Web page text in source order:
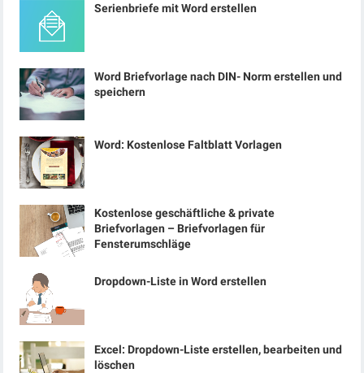
Serienbriefe mit Word erstellen
Word Briefvorlage nach DIN- Norm erstellen und
speichern
Word: Kostenlose Faltblatt Vorlagen
Kostenlose geschäftliche & private
Briefvorlagen – Briefvorlagen für
Fensterumschläge
Dropdown-Liste in Word erstellen
Excel: Dropdown-Liste erstellen, bearbeiten und
löschen